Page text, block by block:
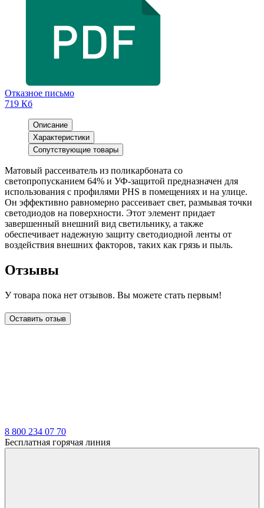
Отказное письмо
719 Кб
Описание
Характеристики
Сопутствующие товары
Матовый рассеиватель из поликарбоната со
светопропусканием 64% и УФ-защитой предназначен для
использования с профилями PHS в помещениях и на улице.
Он эффективно равномерно рассеивает свет, размывая точки
светодиодов на поверхности. Этот элемент придает
завершенный внешний вид светильнику, а также
обеспечивает надежную защиту светодиодной ленты от
воздействия внешних факторов, таких как грязь и пыль.
Отзывы
У товара пока нет отзывов. Вы можете стать первым!
Оставить отзыв
8 800 234 07 70
Бесплатная горячая линия